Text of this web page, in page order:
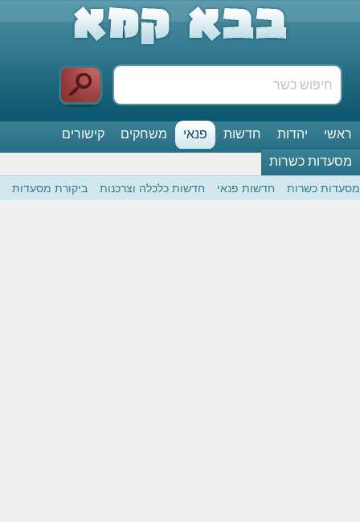
ראשי יהדות חדשות פנאי משחקים
קישורים
מסעדות כשרות
מסעדות כשרות חדשות פנאי חדשות כלכלה וצרכנות ביקורת מסעדות